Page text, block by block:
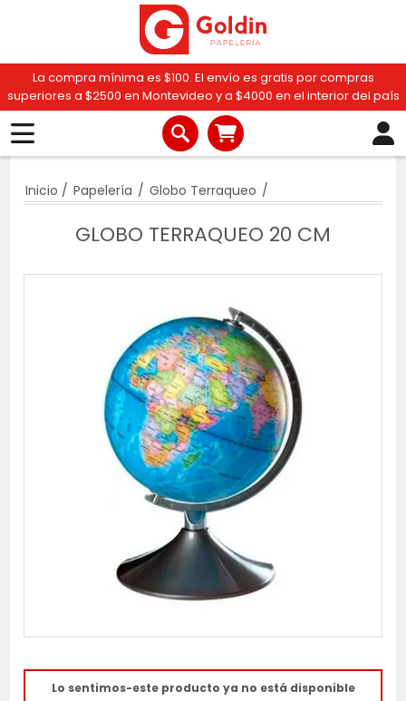
La compra mínima es $100. El envío es gratis por compras
superiores a $2500 en Montevideo y a $4000 en el interior del país
Inicio / Papelería / Globo Terraqueo /
GLOBO TERRAQUEO 20 CM
Lo sentimos-este producto ya no está disponible